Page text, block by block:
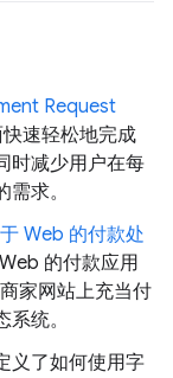
Request
速轻松地完成
时减少用户在每
求。
Web 的付款处
的付款应用
家网站上充当付
统。
义了如何使用字